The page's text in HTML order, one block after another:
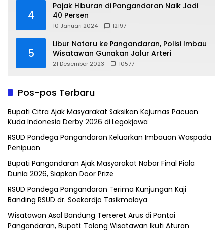
4
Pajak Hiburan di Pangandaran Naik Jadi
40 Persen
10 Januari 2024 12197
5
Libur Nataru ke Pangandaran, Polisi Imbau
Wisatawan Gunakan Jalur Arteri
21 Desember 2023 10577
Pos-pos Terbaru
Bupati Citra Ajak Masyarakat Saksikan Kejurnas Pacuan
Kuda Indonesia Derby 2026 di Legokjawa
RSUD Pandega Pangandaran Keluarkan Imbauan Waspada
Penipuan
Bupati Pangandaran Ajak Masyarakat Nobar Final Piala
Dunia 2026, Siapkan Door Prize
RSUD Pandega Pangandaran Terima Kunjungan Kaji
Banding RSUD dr. Soekardjo Tasikmalaya
Wisatawan Asal Bandung Terseret Arus di Pantai
Pangandaran, Bupati: Tolong Wisatawan Ikuti Aturan